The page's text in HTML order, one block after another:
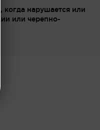
нарушается или
или черепно-